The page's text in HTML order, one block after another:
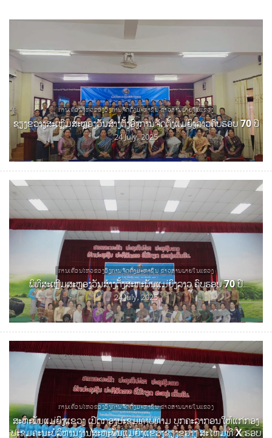
ການເຄື່ອນໄຫວຂອງອົງການຈັດຕັ້ງມະຫາຊົນ ຂ່າວສານພາຍໃນແຂວງ
ຊຽງຂວາງສະເຫຼີມສະຫຼອງວັນສ້າງຕັ້ງອົງການຈັດຕັ້ງແມ່ຍິງລາວຄົບຮອບ 70 ປີ
24 July, 2025
ການເຄື່ອນໄຫວຂອງອົງການຈັດຕັ້ງມະຫາຊົນ ຂ່າວສານພາຍໃນແຂວງ
ພິທີສະເຫຼີມສະຫຼອງວັນສ້າງຕັ້ງສະຫະພັນແມ່ຍິງລາວ ຄົບຮອບ 70 ປີ
24 July, 2025
ການເຄື່ອນໄຫວຂອງອົງການຈັດຕັ້ງມະຫາຊົນ ຂ່າວສານພາຍໃນແຂວງ
ສະຫະພັນແມ່ຍິງແຂວງ ເປີດກອງປະຊຸມທາບທາມ ບຸກຄະລາກອນໃຫ້ແກ່ກອງ
ປະຊຸມຄະນະບໍລິຫານງານສະຫະພັນແມ່ຍິງແຂວງຊຽງຂວາງ ສະໄຫມທີ X ຮອບ